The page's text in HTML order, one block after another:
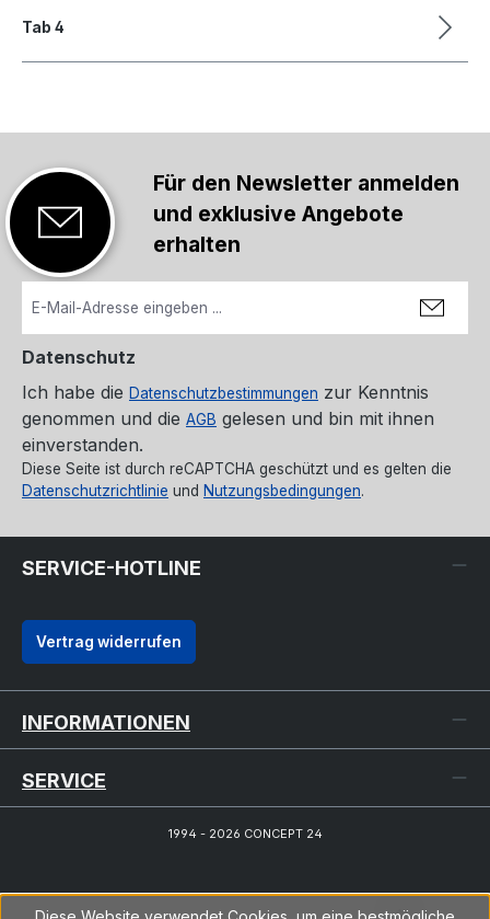
Tab 4
Für den Newsletter anmelden
und exklusive Angebote
erhalten
Datenschutz
Ich habe die Datenschutzbestimmungen zur Kenntnis
genommen und die AGB gelesen und bin mit ihnen
einverstanden.
Diese Seite ist durch reCAPTCHA geschützt und es gelten die
Datenschutzrichtlinie und Nutzungsbedingungen.
SERVICE-HOTLINE
Vertrag widerrufen
INFORMATIONEN
SERVICE
1994 - 2026 CONCEPT 24